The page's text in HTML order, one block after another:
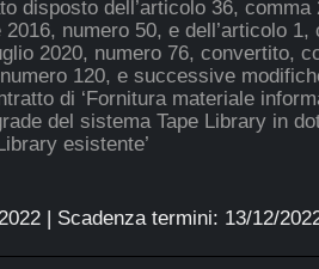
disposto dell’articolo 36,
numero 50, e dell’articolo
2020, numero 76, convertito,
120, e successive
di ‘Fornitura materiale
del sistema Tape Library in
esistente’
| Scadenza termini: 13/12/